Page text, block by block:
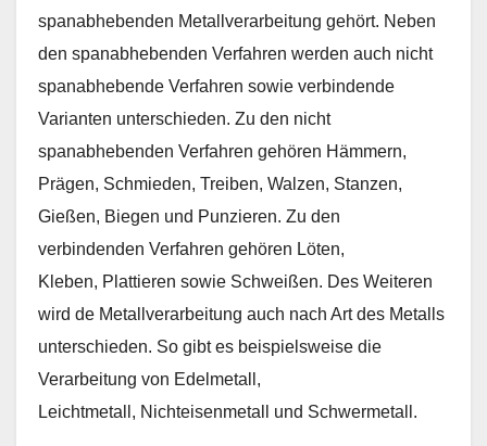
spanabhebenden Metallverarbeitung gehört. Neben
den spanabhebenden Verfahren werden auch nicht
spanabhebende Verfahren sowie verbindende
Varianten unterschieden. Zu den nicht
spanabhebenden Verfahren gehören Hämmern,
Prägen, Schmieden, Treiben, Walzen, Stanzen,
Gießen, Biegen und Punzieren. Zu den
verbindenden Verfahren gehören Löten,
Kleben, Plattieren sowie Schweißen. Des Weiteren
wird de Metallverarbeitung auch nach Art des Metalls
unterschieden. So gibt es beispielsweise die
Verarbeitung von Edelmetall,
Leichtmetall, Nichteisenmetall und Schwermetall.